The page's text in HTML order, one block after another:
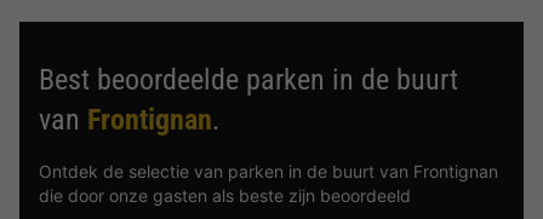
Best beoordeelde parken in de buurt
van Frontignan.
Ontdek de selectie van parken in de buurt van Frontignan
die door onze gasten als beste zijn beoordeeld